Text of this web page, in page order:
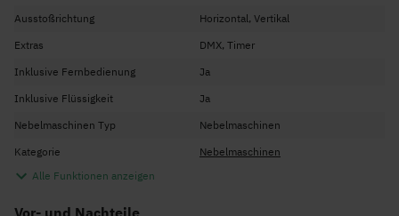
Ausstoßrichtung
Horizontal, Vertikal
Extras
DMX, Timer
Inklusive Fernbedienung
Ja
Inklusive Flüssigkeit
Ja
Nebelmaschinen Typ
Nebelmaschinen
Kategorie
Nebelmaschinen
Alle Funktionen anzeigen